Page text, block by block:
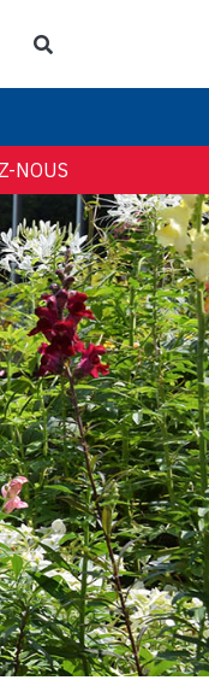
NOUS